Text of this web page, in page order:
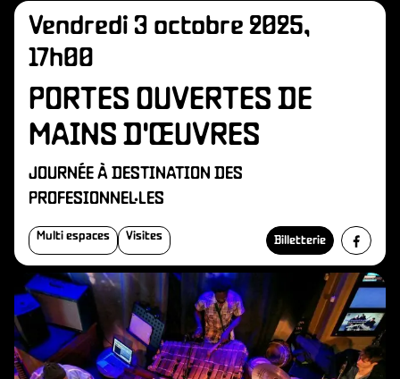
Vendredi 3 octobre 2025,
17h00
PORTES OUVERTES DE
MAINS D'ŒUVRES
JOURNÉE À DESTINATION DES
PROFESIONNEL·LES
Multi espaces Visites Billetterie